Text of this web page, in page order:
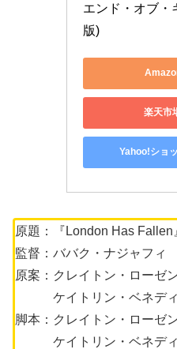
エンド・オブ・
版)
楽天市
Yahoo!ショ
原題：『London Has Fallen
監督：ババク・ナジャフィ
原案：クレイトン・ローゼ
ケイトリン・ベネディ
脚本：クレイトン・ローゼ
ケイトリン・ベネディ